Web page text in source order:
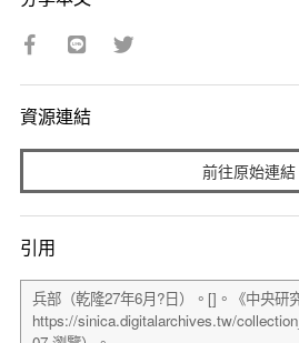
資源連結
前往原始連結
引用